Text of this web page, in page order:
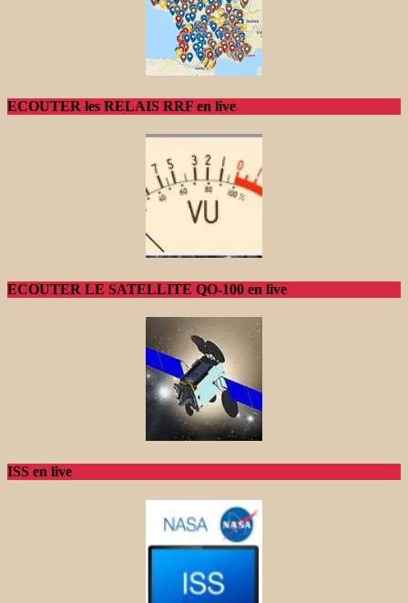
ECOUTER les RELAIS RRF en live
ECOUTER LE SATELLITE QO-100 en live
ISS en live